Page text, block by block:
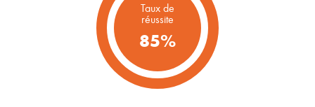
Taux de
réussite
85%